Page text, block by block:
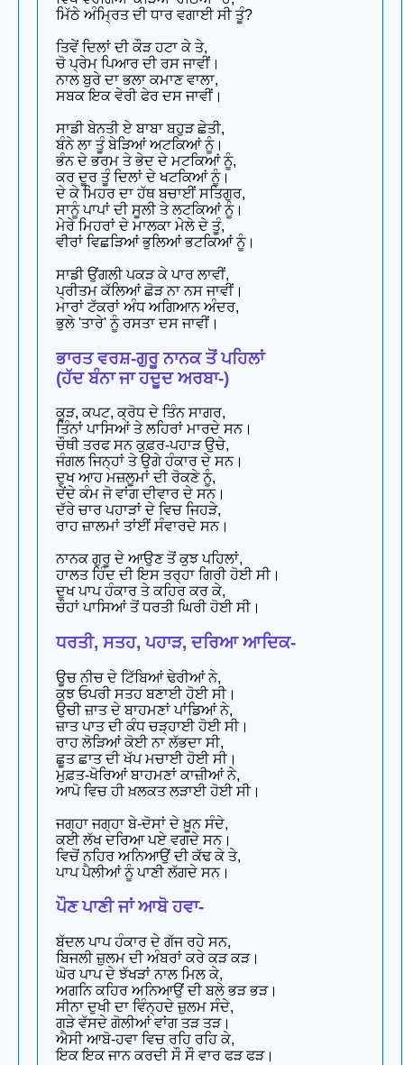
ਮਿੱਠੇ ਅੰਮ੍ਰਿਤ ਦੀ ਧਾਰ ਵਗਾਈ ਸੀ ਤੂੰ?
ਤਿਵੇਂ ਦਿਲਾਂ ਦੀ ਕੌੜ ਹਟਾ ਕੇ ਤੇ,
ਚੋ ਪ੍ਰੇਮ ਪਿਆਰ ਦੀ ਰਸ ਜਾਵੀਂ।
ਨਾਲ ਬੁਰੇ ਦਾ ਭਲਾ ਕਮਾਣ ਵਾਲਾ,
ਸਬਕ ਇਕ ਵੇਰੀ ਫੇਰ ਦਸ ਜਾਵੀਂ।
ਸਾਡੀ ਬੇਨਤੀ ਏ ਬਾਬਾ ਬਹੁੜ ਛੇਤੀ,
ਬੰਨੇ ਲਾ ਤੂੰ ਬੇੜਿਆਂ ਅਟਕਿਆਂ ਨੂੰ।
ਭੰਨ ਦੇ ਭਰਮ ਤੇ ਭੇਦ ਦੇ ਮਟਕਿਆਂ ਨੂੰ,
ਕਰ ਦੂਰ ਤੂੰ ਦਿਲਾਂ ਦੇ ਖਟਕਿਆਂ ਨੂੰ।
ਦੇ ਕੇ ਮਿਹਰ ਦਾ ਹੱਥ ਬਚਾਈਂ ਸਤਿਗੁਰ,
ਸਾਨੂੰ ਪਾਪਾਂ ਦੀ ਸੂਲੀ ਤੇ ਲਟਕਿਆਂ ਨੂੰ।
ਮੇਰੇ ਮਿਹਰਾਂ ਦੇ ਮਾਲਕਾ ਮੇਲੇ ਦੇ ਤੂੰ,
ਵੀਰਾਂ ਵਿਛੜਿਆਂ ਭੁਲਿਆਂ ਭਟਕਿਆਂ ਨੂੰ।
ਸਾਡੀ ਉਂਗਲੀ ਪਕੜ ਕੇ ਪਾਰ ਲਾਵੀਂ,
ਪ੍ਰੀਤਮ ਕੱਲਿਆਂ ਛੋੜ ਨਾ ਨਸ ਜਾਵੀਂ।
ਮਾਰਾਂ ਟੱਕਰਾਂ ਅੰਧ ਅਗਿਆਨ ਅੰਦਰ,
ਭੁਲੇ 'ਤਾਰੇ' ਨੂੰ ਰਸਤਾ ਦਸ ਜਾਵੀਂ।
ਭਾਰਤ ਵਰਸ਼-ਗੁਰੂ ਨਾਨਕ ਤੋਂ ਪਹਿਲਾਂ
(ਹੱਦ ਬੰਨਾ ਜਾ ਹਦੂਦ ਅਰਬਾ-)
ਕੂੜ, ਕਪਟ, ਕ੍ਰੋਧ ਦੇ ਤਿੰਨ ਸਾਗਰ,
ਤਿੰਨਾਂ ਪਾਸਿਆਂ ਤੇ ਲਹਿਰਾਂ ਮਾਰਦੇ ਸਨ।
ਚੌਥੀ ਤਰਫ ਸਨ ਕੁਫ਼ਰ-ਪਹਾੜ ਉਚੇ,
ਜੰਗਲ ਜਿਨ੍ਹਾਂ ਤੇ ਉਗੇ ਹੰਕਾਰ ਦੇ ਸਨ।
ਦੁਖ ਆਹ ਮਜ਼ਲੂਮਾਂ ਦੀ ਰੋਕਣੇ ਨੂੰ,
ਦੇਂਦੇ ਕੰਮ ਜੋ ਵਾਂਗ ਦੀਵਾਰ ਦੇ ਸਨ।
ਦੱਰੇ ਚਾਰ ਪਹਾੜਾਂ ਦੇ ਵਿਚ ਜਿਹੜੇ,
ਰਾਹ ਜ਼ਾਲਮਾਂ ਤਾਂਈਂ ਸੰਵਾਰਦੇ ਸਨ।
ਨਾਨਕ ਗੁਰੂ ਦੇ ਆਉਣ ਤੋਂ ਕੁਝ ਪਹਿਲਾਂ,
ਹਾਲਤ ਹਿੰਦ ਦੀ ਇਸ ਤਰ੍ਹਾ ਗਿਰੀ ਹੋਈ ਸੀ।
ਦੁਖ ਪਾਪ ਹੰਕਾਰ ਤੇ ਕਹਿਰ ਕਰ ਕੇ,
ਚੌਹਾਂ ਪਾਸਿਆਂ ਤੋਂ ਧਰਤੀ ਘਿਰੀ ਹੋਈ ਸੀ।
ਧਰਤੀ, ਸਤਹ, ਪਹਾੜ, ਦਰਿਆ ਆਦਿਕ-
ਊਚ ਨੀਚ ਦੇ ਟਿੱਬਿਆਂ ਢੇਰੀਆਂ ਨੇ,
ਕੁਝ ਓਪਰੀ ਸਤਹ ਬਣਾਈ ਹੋਈ ਸੀ।
ਉਚੀ ਜ਼ਾਤ ਦੇ ਬਾਹਮਣਾਂ ਪਾਂਡਿਆਂ ਨੇ,
ਜ਼ਾਤ ਪਾਤ ਦੀ ਕੰਧ ਚੜ੍ਹਾਈ ਹੋਈ ਸੀ।
ਰਾਹ ਲੋੜਿਆਂ ਕੋਈ ਨਾ ਲੱਭਦਾ ਸੀ,
ਛੂਤ ਛਾਤ ਦੀ ਖੱਪ ਮਚਾਈ ਹੋਈ ਸੀ।
ਮੁਫ਼ਤ-ਖੋਰਿਆਂ ਬਾਹਮਣਾਂ ਕਾਜ਼ੀਆਂ ਨੇ,
ਆਪੋ ਵਿਚ ਹੀ ਖ਼ਲਕਤ ਲੜਾਈ ਹੋਈ ਸੀ।
ਜਗ੍ਹਾ ਜਗ੍ਹਾ ਬੇ-ਦੋਸਾਂ ਦੇ ਖ਼ੂਨ ਸੰਦੇ,
ਕਈ ਲੱਖ ਦਰਿਆ ਪਏ ਵਗਦੇ ਸਨ।
ਵਿਚੋਂ ਨਹਿਰ ਅਨਿਆਉਂ ਦੀ ਕੱਢ ਕੇ ਤੇ,
ਪਾਪ ਪੈਲੀਆਂ ਨੂੰ ਪਾਣੀ ਲੱਗਦੇ ਸਨ।
ਪੌਣ ਪਾਣੀ ਜਾਂ ਆਬੋ ਹਵਾ-
ਬੱਦਲ ਪਾਪ ਹੰਕਾਰ ਦੇ ਗੱਜ ਰਹੇ ਸਨ,
ਬਿਜਲੀ ਜ਼ੁਲਮ ਦੀ ਅੰਬਰਾਂ ਕਰੇ ਕੜ ਕੜ।
ਘੋਰ ਪਾਪ ਦੇ ਝੱਖੜਾਂ ਨਾਲ ਮਿਲ ਕੇ,
ਅਗਨਿ ਕਹਿਰ ਅਨਿਆਉਂ ਦੀ ਬਲੇ ਭੜ ਭੜ।
ਸੀਨਾ ਦੁਖੀ ਦਾ ਵਿੰਨ੍ਹਦੇ ਜ਼ੁਲਮ ਸੰਦੇ,
ਗੜੇ ਵੱਸਦੇ ਗੋਲੀਆਂ ਵਾਂਗ ਤੜ ਤੜ।
ਐਸੀ ਆਬੋ-ਹਵਾ ਵਿਚ ਰਹਿ ਰਹਿ ਕੇ,
ਇਕ ਇਕ ਜਾਨ ਕਰਦੀ ਸੌ ਸੌ ਵਾਰ ਫੜ ਫੜ।